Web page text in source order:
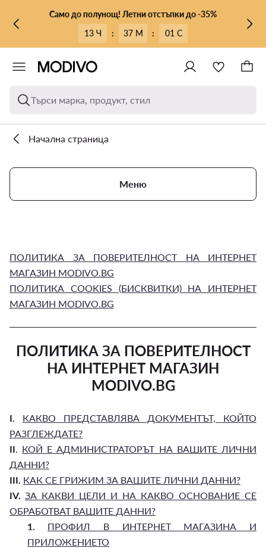
КЪМ ОСНОВНОТО СЪДЪРЖАНИЕ
КЪМ ТЪРСЕНЕСамо до полунощ! Летни отстъпки до -35%
13 Ч
: 37 М : 00 С
Търси марка, продукт, стил
Начална страница
Меню
ПОЛИТИКА ЗА ПОВЕРИТЕЛНОСТ НА ИНТЕРНЕТ
МАГАЗИН MODIVO.BG
ПОЛИТИКА COOKIES (БИСКВИТКИ) НА ИНТЕРНЕТ
МАГАЗИН MODIVO.BG
ПОЛИТИКА ЗА ПОВЕРИТЕЛНОСТ
НА ИНТЕРНЕТ МАГАЗИН
MODIVO.BG
I.
КАКВО ПРЕДСТАВЛЯВА ДОКУМЕНТЪТ, КОЙТО
РАЗГЛЕЖДАТЕ?
II. КОЙ Е АДМИНИСТРАТОРЪТ НА ВАШИТЕ ЛИЧНИ
ДАННИ?
III. КАК СЕ ГРИЖИМ ЗА ВАШИТЕ ЛИЧНИ ДАННИ?
IV. ЗА КАКВИ ЦЕЛИ И НА КАКВО ОСНОВАНИЕ СЕ
ОБРАБОТВАТ ВАШИТЕ ДАННИ?
1.
ПРОФИЛ В ИНТЕРНЕТ МАГАЗИНА И
ПРИЛОЖЕНИЕТО